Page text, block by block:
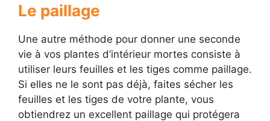
Le paillage
Une autre méthode pour donner une seconde
vie à vos plantes d’intérieur mortes consiste à
utiliser leurs feuilles et les tiges comme paillage.
Si elles ne le sont pas déjà, faites sécher les
feuilles et les tiges de votre plante, vous
obtiendrez un excellent paillage qui protégera